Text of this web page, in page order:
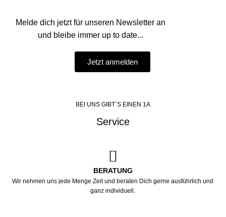
Melde dich jetzt für unseren Newsletter an
und bleibe immer up to date...
Jetzt anmelden
BEI UNS GIBT´S EINEN 1A
Service
BERATUNG
Wir nehmen uns jede Menge Zeit und beraten Dich gerne ausführlich und
ganz individuell.